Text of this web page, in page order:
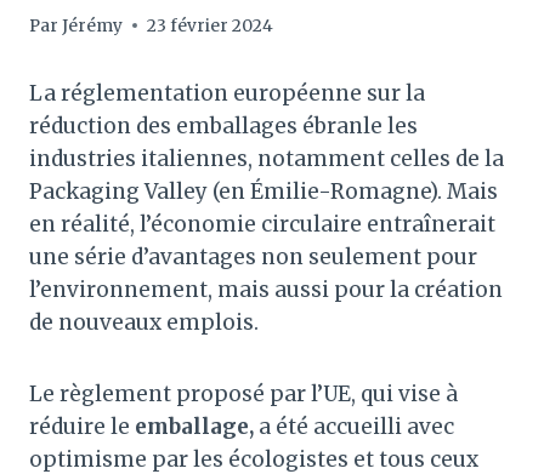
Par Jérémy 23 février 2024
La réglementation européenne sur la
réduction des emballages ébranle les
industries italiennes, notamment celles de la
Packaging Valley (en Émilie-Romagne). Mais
en réalité, l’économie circulaire entraînerait
une série d’avantages non seulement pour
l’environnement, mais aussi pour la création
de nouveaux emplois.
Le règlement proposé par l’UE, qui vise à
réduire le emballage, a été accueilli avec
optimisme par les écologistes et tous ceux